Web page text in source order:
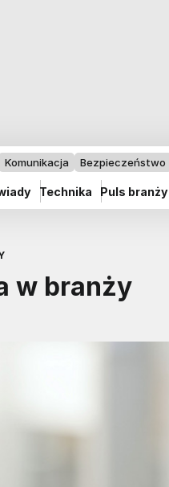
Komunikacja Bezpieczeństwo
Technika Puls branży
w branży